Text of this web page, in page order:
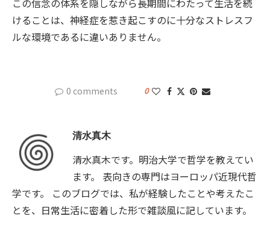
この信念の体系を隠しながら長期間にわたって生活を続
けることは、神経症を惹き起こすのに十分なストレスフ
ルな環境であるに違いありません。
0 comments 0
清水真木
清水真木です。明治大学で哲学を教えてい
ます。 表向きの専門はヨーロッパ近現代哲
学です。 このブログでは、私が経験したことや考えたこ
とを、日常生活に密着した形で雑談風に記しています。